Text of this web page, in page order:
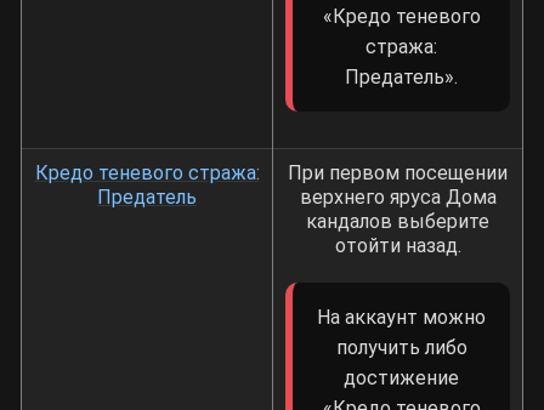
«Кредо теневого
стража:
Предатель».
Кредо теневого стража:
Предатель
При первом посещении
верхнего яруса Дома
кандалов выберите
отойти назад.
На аккаунт можно
получить либо
достижение